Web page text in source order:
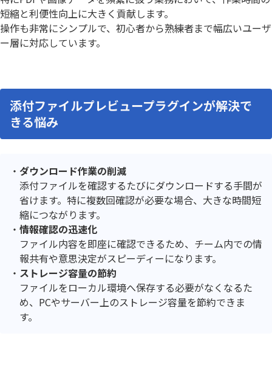
短縮と利便性向上に大きく貢献します。
操作も非常にシンプルで、初心者から熟練者まで幅広いユーザ
ー層に対応しています。
添付ファイルプレビュープラグインが解決で
きる悩み
ダウンロード作業の削減
添付ファイルを確認するたびにダウンロードする手間が
省けます。特に複数回確認が必要な場合、大きな時間短
縮につながります。
情報確認の迅速化
ファイル内容を即座に確認できるため、チーム内での情
報共有や意思決定がスピーディーになります。
ストレージ容量の節約
ファイルをローカル環境へ保存する必要がなくなるた
め、PCやサーバー上のストレージ容量を節約できま
す。